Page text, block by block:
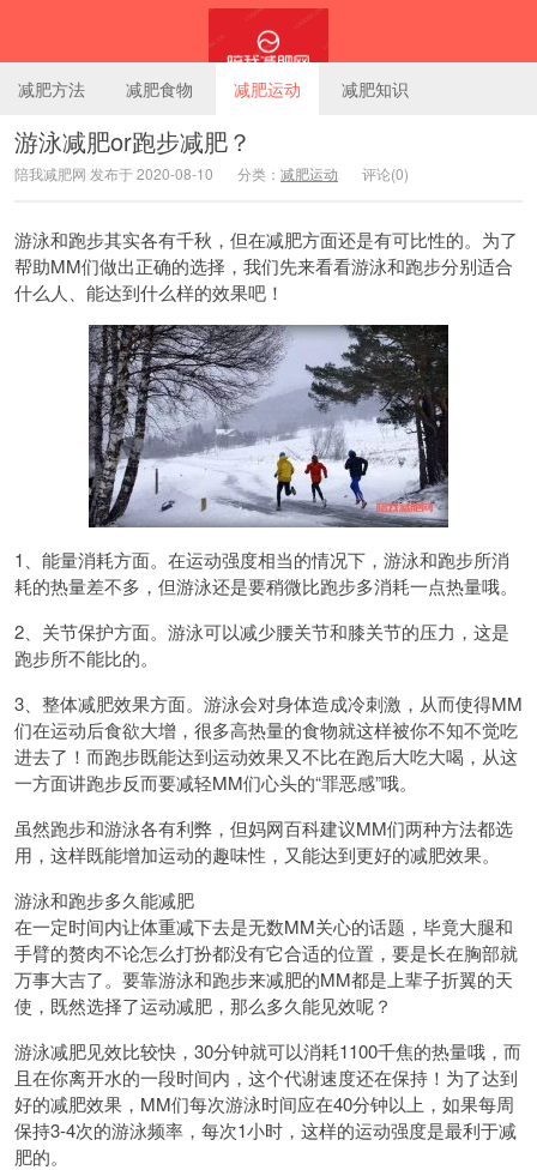
陪我减肥网
减肥方法 减肥食物 减肥运动 减肥知识
游泳减肥or跑步减肥？
陪我减肥网 发布于 2020-08-10 分类： 减肥运动 评论(0)
游泳和跑步其实各有千秋，但在减肥方面还是有可比性的。为了
帮助MM们做出正确的选择，我们先来看看游泳和跑步分别适合
什么人、能达到什么样的效果吧！
1、能量消耗方面。在运动强度相当的情况下，游泳和跑步所消
耗的热量差不多，但游泳还是要稍微比跑步多消耗一点热量哦。
2、关节保护方面。游泳可以减少腰关节和膝关节的压力，这是
跑步所不能比的。
3、整体减肥效果方面。游泳会对身体造成冷刺激，从而使得MM
们在运动后食欲大增，很多高热量的食物就这样被你不知不觉吃
进去了！而跑步既能达到运动效果又不比在跑后大吃大喝，从这
一方面讲跑步反而要减轻MM们心头的“罪恶感”哦。
虽然跑步和游泳各有利弊，但妈网百科建议MM们两种方法都选
用，这样既能增加运动的趣味性，又能达到更好的减肥效果。
游泳和跑步多久能减肥
在一定时间内让体重减下去是无数MM关心的话题，毕竟大腿和
手臂的赘肉不论怎么打扮都没有它合适的位置，要是长在胸部就
万事大吉了。要靠游泳和跑步来减肥的MM都是上辈子折翼的天
使，既然选择了运动减肥，那么多久能见效呢？
游泳减肥见效比较快，30分钟就可以消耗1100千焦的热量哦，而
且在你离开水的一段时间内，这个代谢速度还在保持！为了达到
好的减肥效果，MM们每次游泳时间应在40分钟以上，如果每周
保持3-4次的游泳频率，每次1小时，这样的运动强度是最利于减
肥的。